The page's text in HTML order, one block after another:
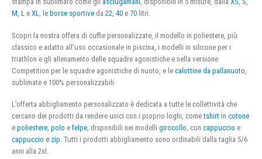
M, L e XL, le borse sportive da 22, 40 e 70 litri.
Scopri la nostra offera di cuffie personalizzate, il modello in poliestere, più
classico e adatto all’uso occasionale in piscina, i modelli in silicone per i
triathlon e gli allenamento delle squadre agonistiche e nella versione
Competition per le squadre agonistiche di nuoto, e le calottine da pallanuoto
sublimate e 100% personalizzabili
L’offerta abbigliamento personalizzato è dedicata a tutte le collettività che
cercano dei prodotti da rendere unici con i proprio loghi, cometshirt in cotone
e poliestere polo e felpe , disponibili nei modelli girocollo , con cappuccio e
cappuccio e zip . Tutti i prodotti abbigliamento sono ordinabili dalla taglia 5/6
anni alla 2xl.